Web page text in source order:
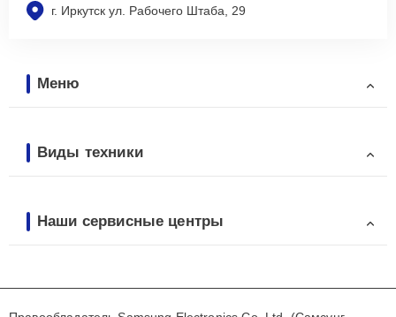
г. Иркутск ул. Рабочего Штаба, 29
Меню
Виды техники
Наши сервисные центры